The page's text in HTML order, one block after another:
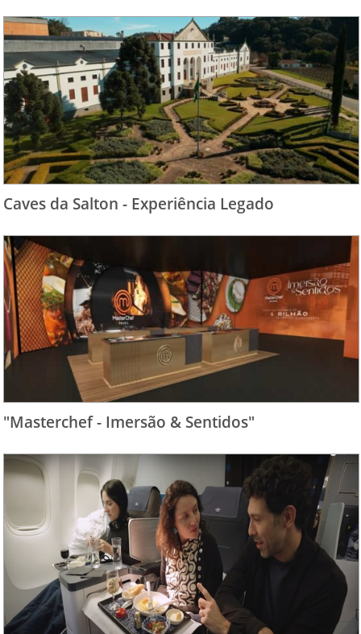
Caves da Salton - Experiência Legado
"Masterchef - Imersão & Sentidos"